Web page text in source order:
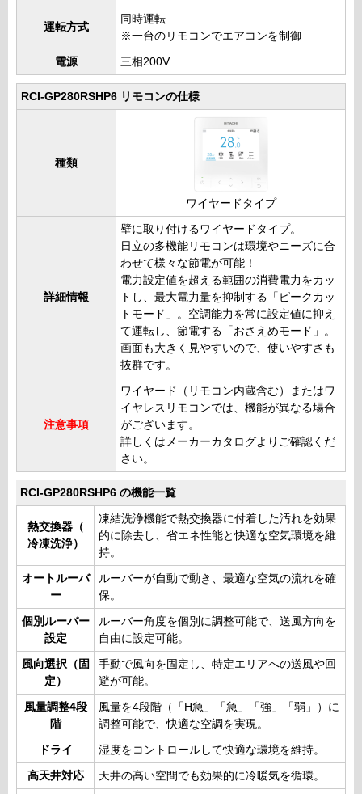
運転方式
同時運転
※一台のリモコンでエアコンを制御
電源 三相200V
RCI-GP280RSHP6 リモコンの仕様
種類
ワイヤードタイプ
詳細情報
壁に取り付けるワイヤードタイプ。
日立の多機能リモコンは環境やニーズに合
わせて様々な節電が可能！
電力設定値を超える範囲の消費電力をカッ
トし、最大電力量を抑制する「ピークカッ
トモード」。空調能力を常に設定値に抑え
て運転し、節電する「おさえめモード」。
画面も大きく見やすいので、使いやすさも
抜群です。
注意事項
ワイヤード（リモコン内蔵含む）またはワ
イヤレスリモコンでは、機能が異なる場合
がございます。
詳しくはメーカーカタログよりご確認くだ
さい。
RCI-GP280RSHP6 の機能一覧
熱交換器（
冷凍洗浄）
凍結洗浄機能で熱交換器に付着した汚れを効果
的に除去し、省エネ性能と快適な空気環境を維
持。
オートルーバ
ー
ルーバーが自動で動き、最適な空気の流れを確
保。
個別ルーバー
設定
ルーバー角度を個別に調整可能で、送風方向を
自由に設定可能。
風向選択（固
定）
手動で風向を固定し、特定エリアへの送風や回
避が可能。
風量調整4段
階
風量を4段階（「H急」「急」「強」「弱」）に
調整可能で、快適な空調を実現。
ドライ 湿度をコントロールして快適な環境を維持。
高天井対応 天井の高い空間でも効果的に冷暖気を循環。